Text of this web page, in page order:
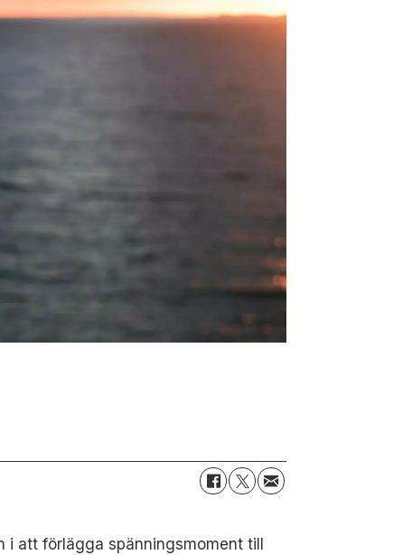
att förlägga spänningsmoment till